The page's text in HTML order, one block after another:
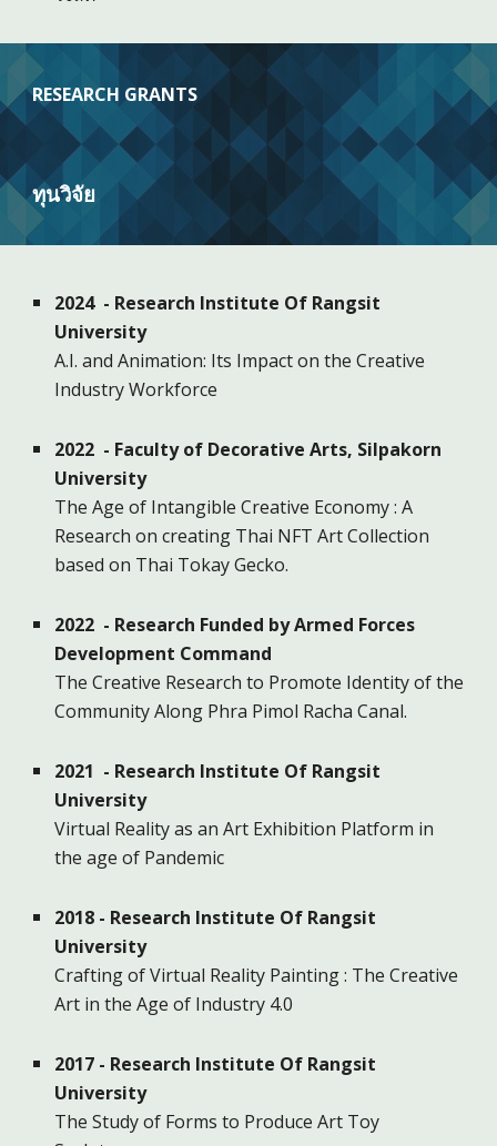
RESEARCH GRANTS
ทุนวิจัย
2024- Research Institute Of Rangsit
University
A.I. and Animation: Its Impact on the Creative
Industry Workforce
2022 - Faculty of Decorative Arts, Silpakorn
University
The Age of Intangible Creative Economy : A
Research on creating Thai NFT Art Collection
based on Thai Tokay Gecko.
2022 - Research Funded byArmed Forces
Development Command
The Creative Research to Promote Identity of the
Community Along Phra Pimol Racha Canal.
2021 - Research Institute Of Rangsit
University
Virtual Reality as an Art Exhibition Platform in
the age of Pandemic
2018 - Research Institute Of Rangsit
University
Crafting of Virtual Reality Painting : The Creative
Art in the Age of Industry 4.0
2017 - Research Institute Of Rangsit
University
The Study of Forms to Produce Art Toy